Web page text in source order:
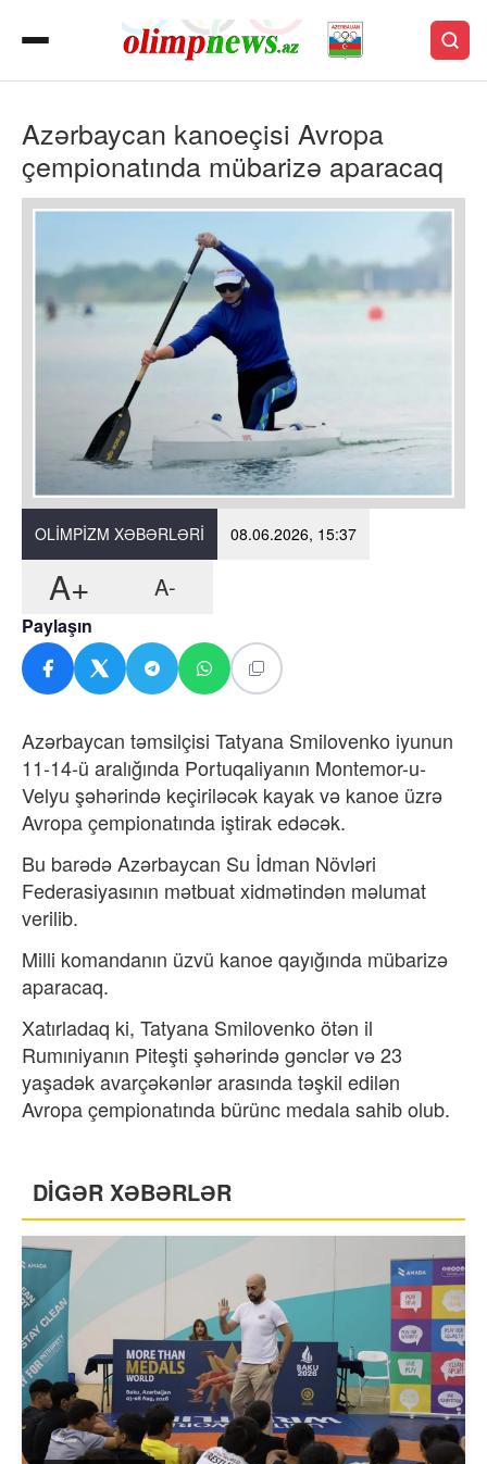
Azərbaycan kanoeçisi Avropa
çempionatında mübarizə aparacaq
OLIMPIZM XƏBƏRLƏRI 08.06.2026, 15:37
A+ A-
Paylaşın
Azərbaycan təmsilçisi Tatyana Smilovenko iyunun
11-14-ü aralığında Portuqaliyanın Montemor-u-
Velyu şəhərində keçiriləcək kayak və kanoe üzrə
Avropa çempionatında iştirak edəcək.
Bu barədə Azərbaycan Su İdman Növləri
Federasiyasının mətbuat xidmətindən məlumat
verilib.
Milli komandanın üzvü kanoe qayığında mübarizə
aparacaq.
Xatırladaq ki, Tatyana Smilovenko ötən il
Rumıniyanın Piteşti şəhərində gənclər və 23
yaşadək avarçəkənlər arasında təşkil edilən
Avropa çempionatında bürünc medala sahib olub.
DİGƏR XƏBƏRLƏR